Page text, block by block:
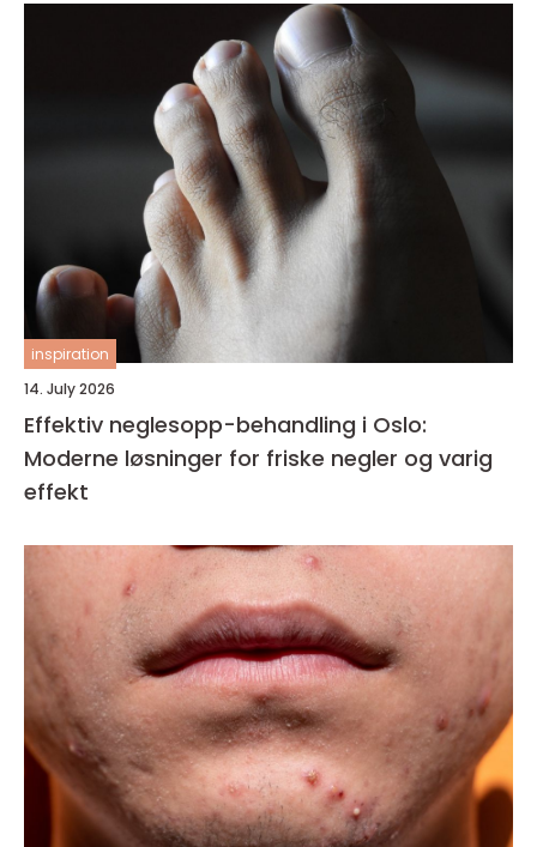
inspiration
14. July 2026
Effektiv neglesopp-behandling i Oslo:
Moderne løsninger for friske negler og varig
effekt